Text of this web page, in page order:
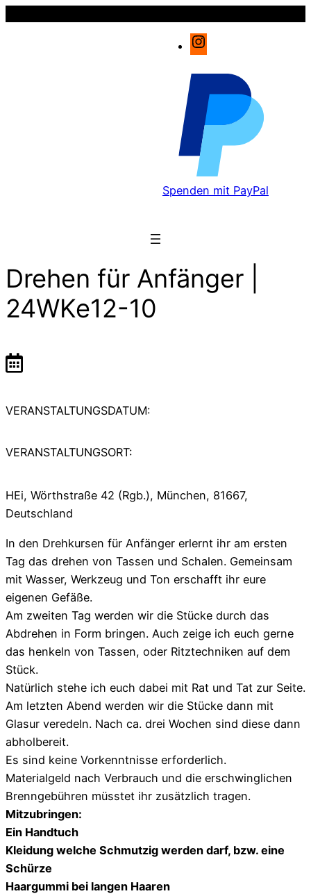
Spenden mit PayPal
Drehen für Anfänger |
24WKe12-10
VERANSTALTUNGSDATUM:
VERANSTALTUNGSORT:
HEi, Wörthstraße 42 (Rgb.), München, 81667,
Deutschland
In den Drehkursen für Anfänger erlernt ihr am ersten
Tag das drehen von Tassen und Schalen. Gemeinsam
mit Wasser, Werkzeug und Ton erschafft ihr eure
eigenen Gefäße.
Am zweiten Tag werden wir die Stücke durch das
Abdrehen in Form bringen. Auch zeige ich euch gerne
das henkeln von Tassen, oder Ritztechniken auf dem
Stück.
Natürlich stehe ich euch dabei mit Rat und Tat zur Seite.
Am letzten Abend werden wir die Stücke dann mit
Glasur veredeln. Nach ca. drei Wochen sind diese dann
abholbereit.
Es sind keine Vorkenntnisse erforderlich.
Materialgeld nach Verbrauch und die erschwinglichen
Brenngebühren müsstet ihr zusätzlich tragen.
Mitzubringen:
Ein Handtuch
Kleidung welche Schmutzig werden darf, bzw. eine
Schürze
Haargummi bei langen Haaren